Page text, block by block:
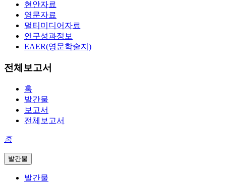
현안자료
영문자료
멀티미디어자료
연구성과정보
EAER(영문학술지)
전체보고서
홈
발간물
보고서
전체보고서
홈
발간물
발간물